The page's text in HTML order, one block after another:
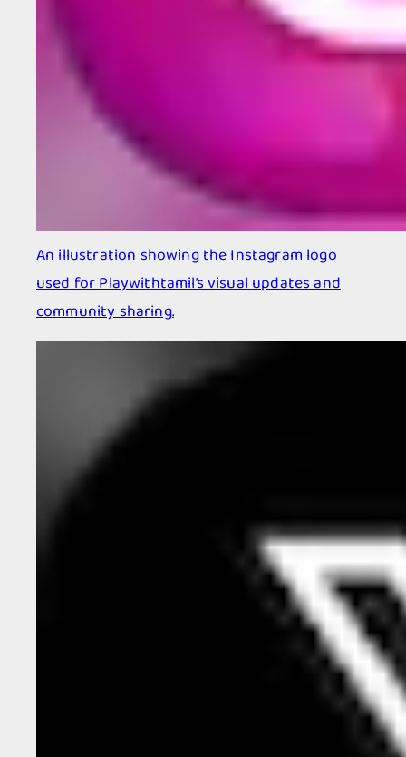
An illustration showing the Instagram logo
used for Playwithtamil’s visual updates and
community sharing.